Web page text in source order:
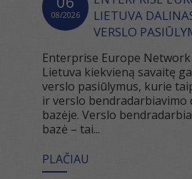
08/2026
LIETUVA
VERSLO
Enterprise Europe Network
Lietuva kiekvieną savaitę
verslo pasiūlymus, kurie
ir verslo bendradarbiavimo
bazėje. Verslo
bazė – tai...
PLAČIAU